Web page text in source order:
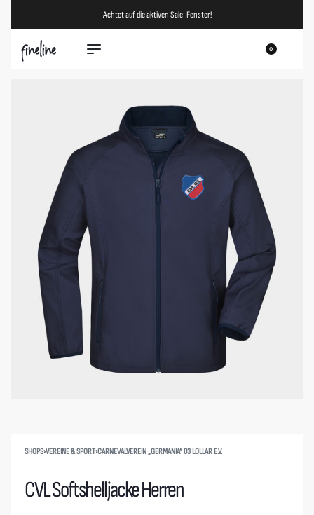
Achtet auf die aktiven Sale-Fenster!
0
SHOPS›VEREINE & SPORT›CARNEVALVEREIN „GERMANIA“ 03 LOLLAR E.V.
CVL Softshelljacke Herren